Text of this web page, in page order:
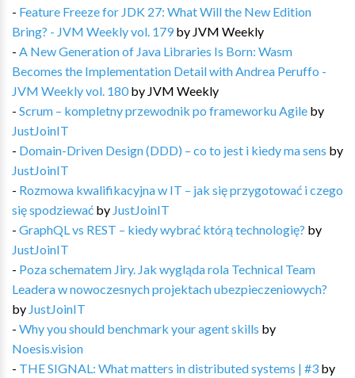
- Feature Freeze for JDK 27: What Will the New Edition
Bring? - JVM Weekly vol. 179 by JVM Weekly
- A New Generation of Java Libraries Is Born: Wasm
Becomes the Implementation Detail with Andrea Peruffo -
JVM Weekly vol. 180by JVM Weekly
- Scrum – kompletny przewodnik po frameworku Agile by
JustJoinIT
- Domain-Driven Design (DDD) – co to jest i kiedy ma sens by
JustJoinIT
- Rozmowa kwalifikacyjna w IT – jak się przygotować i czego
się spodziewać by JustJoinIT
- GraphQL vs REST – kiedy wybrać którą technologię? by
JustJoinIT
- Poza schematem Jiry. Jak wygląda rola Technical Team
Leadera w nowoczesnych projektach ubezpieczeniowych?
by JustJoinIT
- Why you should benchmark your agent skills by
Noesis.vision
- THE SIGNAL: What matters in distributed systems | #3 by